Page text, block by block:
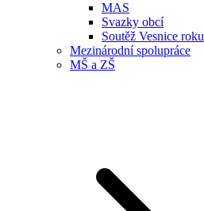
MAS
Svazky obcí
Soutěž Vesnice roku
Mezinárodní spolupráce
MŠ a ZŠ